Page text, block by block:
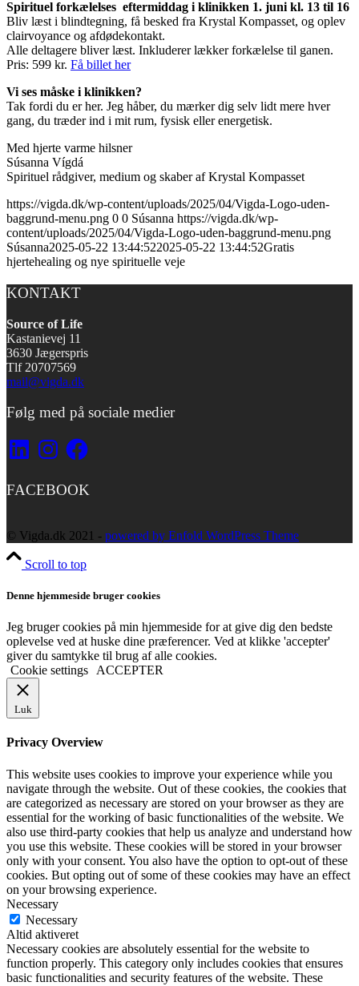
Spirituel forkælelses eftermiddag i klinikken 1. juni kl. 13 til 16
Bliv læst i blindtegning, få besked fra Krystal Kompasset, og oplev
clairvoyance og afdødekontakt.
Alle deltagere bliver læst. Inkluderer lækker forkælelse til ganen.
Pris: 599 kr. Få billet her
Vi ses måske i klinikken?
Tak fordi du er her. Jeg håber, du mærker dig selv lidt mere hver
gang, du træder ind i mit rum, fysisk eller energetisk.
Med hjerte varme hilsner
Súsanna Vígdá
Spirituel rådgiver, medium og skaber af Krystal Kompasset
https://vigda.dk/wp-content/uploads/2025/04/Vigda-Logo-uden-
baggrund-menu.png 0 0 Súsanna https://vigda.dk/wp-
content/uploads/2025/04/Vigda-Logo-uden-baggrund-menu.png
Súsanna2025-05-22 13:44:522025-05-22 13:44:52Gratis
hjertehealing og nye spirituelle veje
KONTAKT
Source of Life
Kastanievej 11
3630 Jægerspris
Tlf 20707569
mail@vigda.dk
Følg med på sociale medier
LinkedInInstagramFacebook
FACEBOOK
© Vigda.dk 2021 - powered by Enfold WordPress Theme
Scroll to top
Denne hjemmeside bruger cookies
Jeg bruger cookies på min hjemmeside for at give dig den bedste
oplevelse ved at huske dine præferencer. Ved at klikke 'accepter'
giver du samtykke til brug af alle cookies.
Cookie settings
ACCEPTER
Luk
Privacy Overview
This website uses cookies to improve your experience while you
navigate through the website. Out of these cookies, the cookies that
are categorized as necessary are stored on your browser as they are
essential for the working of basic functionalities of the website. We
also use third-party cookies that help us analyze and understand how
you use this website. These cookies will be stored in your browser
only with your consent. You also have the option to opt-out of these
cookies. But opting out of some of these cookies may have an effect
on your browsing experience.
Necessary
Necessary
Altid aktiveret
Necessary cookies are absolutely essential for the website to
function properly. This category only includes cookies that ensures
basic functionalities and security features of the website. These